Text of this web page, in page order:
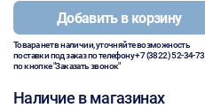
Добавить в корзину
Товара нет в наличии, уточняйте возможность
поставки под заказ по телефону+7 (3822) 52-34-73
по кнопке "Заказать звонок"
Наличие в магазинах